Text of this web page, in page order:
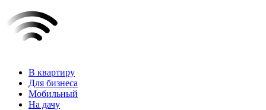
В квартиру
Для бизнеса
Мобильный
На дачу